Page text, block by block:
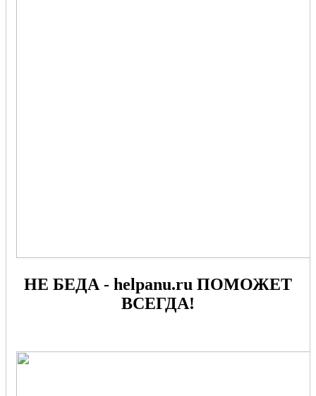
НЕ БЕДА - helpanu.ru ПОМОЖЕТ
ВСЕГДА!